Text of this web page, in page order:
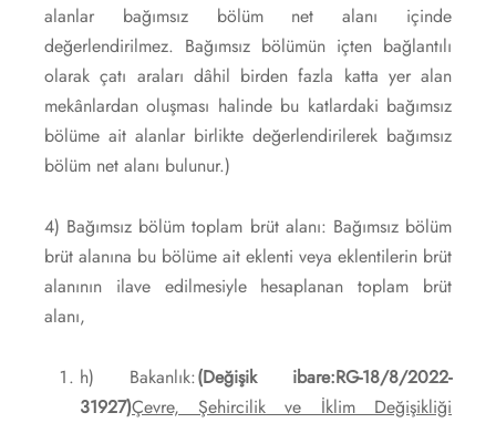
alanlar bağımsız bölüm net alanı içinde
değerlendirilmez. Bağımsız bölümün içten bağlantılı
olarak çatı araları dâhil birden fazla katta yer alan
mekânlardan oluşması halinde bu katlardaki bağımsız
bölüme ait alanlar birlikte değerlendirilerek bağımsız
bölüm net alanı bulunur.)
4) Bağımsız bölüm toplam brüt alanı: Bağımsız bölüm
brüt alanına bu bölüme ait eklenti veya eklentilerin brüt
alanının ilave edilmesiyle hesaplanan toplam brüt
alanı,
h) Bakanlık:(Değişik ibare:RG-18/8/2022-
31927)Çevre, Şehircilik ve İklim Değişikliği